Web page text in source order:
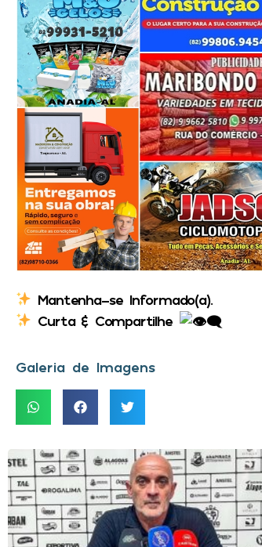
Mantenha-se Informado(a).
Curta & Compartilhe
Galeria de Imagens